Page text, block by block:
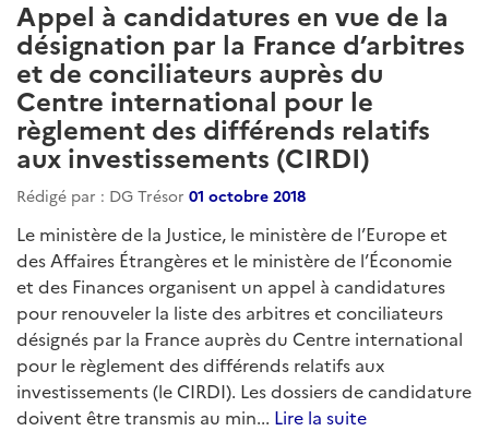
Appel à candidatures en vue de la
désignation par la France d’arbitres
et de conciliateurs auprès du
Centre international pour le
règlement des différends relatifs
aux investissements (CIRDI)
Rédigé par : DG Trésor 01 octobre 2018
Le ministère de la Justice, le ministère de l’Europe et
des Affaires Étrangères et le ministère de l’Économie
et des Finances organisent un appel à candidatures
pour renouveler la liste des arbitres et conciliateurs
désignés par la France auprès du Centre international
pour le règlement des différends relatifs aux
investissements (le CIRDI). Les dossiers de candidature
doivent être transmis au min... Lire la suite